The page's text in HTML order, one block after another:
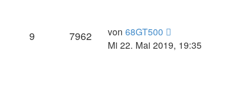
9 7962 von 68GT500
Mi 22. Mai 2019, 19:35